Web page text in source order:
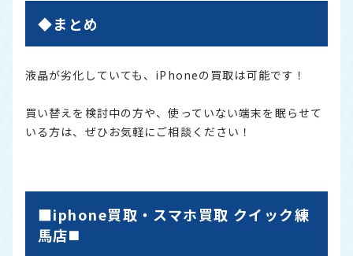
◆まとめ
液晶が劣化していても、iPhoneの買取は可能です！
買い替えを検討中の方や、使っていない端末を眠らせて
いる方は、ぜひお気軽にご相談ください！
■iphone買取・スマホ買取 クイック練
馬店◼️